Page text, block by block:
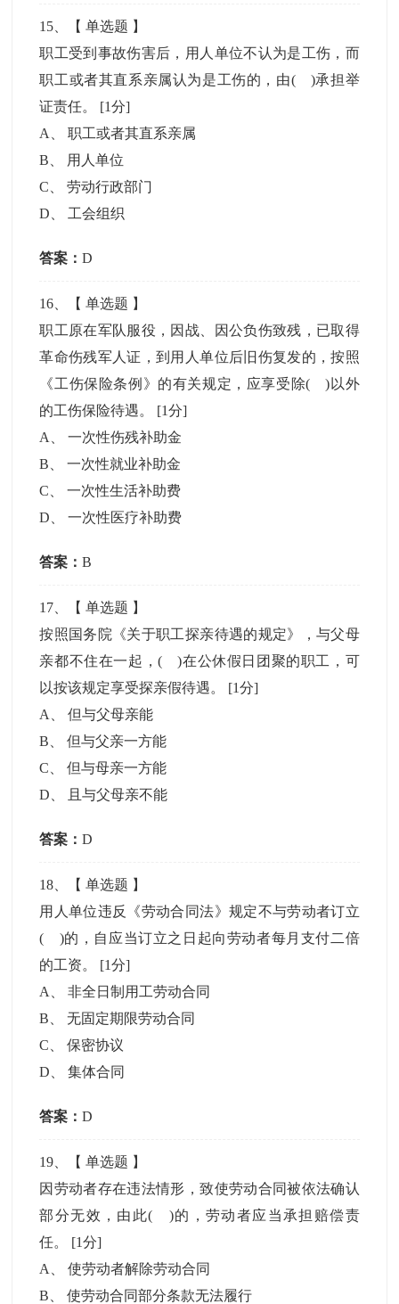
15 、【单选题 】
职工受到事故伤害后，用人单位不认为是工伤，而
职工或者其直系亲属认为是工伤的，由( )承担举
证责任。 [1分]
A
、职工或者其直系亲属
B
用人单位
C 、劳动行政部门
D
工会组织
答案：D
16 、【单选题 】
职工原在军队服役，因战、因公负伤致残，已取得
革命伤残军人证，到用人单位后旧伤复发的，按照
《工伤保险条例》的有关规定，应享受除( )以外
的工伤保险待遇。 [1分]
A
、一次性伤残补助金
B 、一次性就业补助金
C 、一次性生活补助费
D 、一次性医疗补助费
答案：B
17 、【单选题 】
按照国务院《关于职工探亲待遇的规定》，与父母
亲都不住在一起，( )在公休假日团聚的职工，可
以按该规定享受探亲假待遇。 [1分]
A
、但与父母亲能
B 、但与父亲一方能
C 、但与母亲一方能
D
且与父母亲不能
答案：D
18 、【单选题 】
用人单位违反《劳动合同法》规定不与劳动者订立
( )的，自应当订立之日起向劳动者每月支付二倍
的工资。 [1分]
A
、非全日制用工劳动合同
B 、无固定期限劳动合同
C 、保密协议
D 、集体合同
答案：D
19 、【单选题 】
因劳动者存在违法情形，致使劳动合同被依法确认
部分无效，由此( )的，劳动者应当承担赔偿责
任。 [1分]
A
、使劳动者解除劳动合同
B 、使劳动合同部分条款无法履行